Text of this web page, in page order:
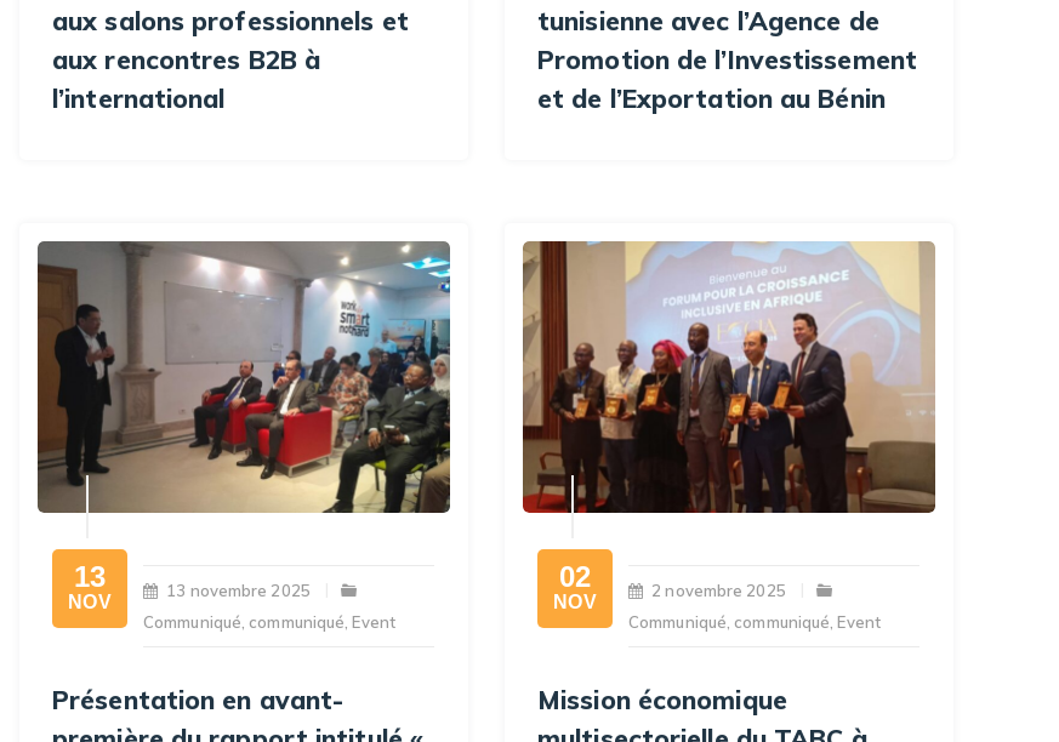
aux salons professionnels et
aux rencontres B2B à
l’international
tunisienne avec l’Agence de
Promotion de l’Investissement
et de l’Exportation au Bénin
13
NOV
13 novembre 2025
Communiqué communiqué ,Event
Présentation en avant-
02
NOV
2 novembre 2025
Communiqué communiqué ,Event
Mission économique